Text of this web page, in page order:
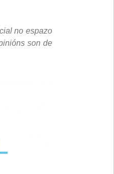
no espazo
son de